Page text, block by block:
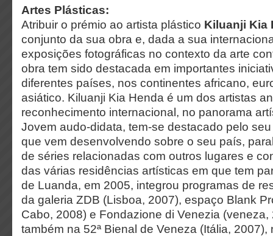
Artes Plásticas:
Atribuir o prémio ao artista plástico Kiluanji Kia
conjunto da sua obra e, dada a sua
exposições fotográficas no contexto da arte
obra tem sido destacada em importantes
diferentes países, nos continentes africano,
asiático. Kiluanji Kia Henda é um dos artistas
reconhecimento internacional, no panorama
Jovem audo-didata, tem-se destacado pelo
que vem desenvolvendo sobre o seu país,
de séries relacionadas com outros lugares e
das várias residências artísticas em que tem
de Luanda, em 2005, integrou programas de
da galeria ZDB (Lisboa, 2007), espaço Blank
Cabo, 2008) e Fondazione di Venezia
também na 52ª Bienal de Veneza (Itália, 2007),